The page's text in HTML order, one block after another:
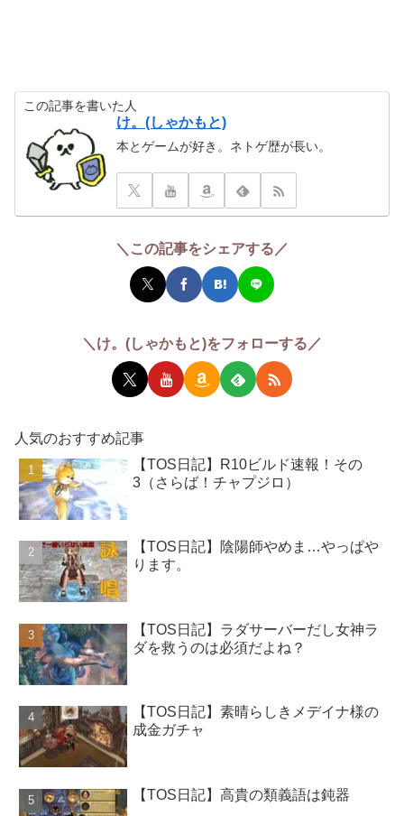
この記事を書いた人
け。(しゃかもと)
本とゲームが好き。ネトゲ歴が長い。
＼この記事をシェアする／
＼け。(しゃかもと)をフォローする／
人気のおすすめ記事
【TOS日記】R10ビルド速報！その
3（さらば！チャプジロ）
【TOS日記】陰陽師やめま…やっぱや
ります。
【TOS日記】ラダサーバーだし女神ラ
ダを救うのは必須だよね？
【TOS日記】素晴らしきメデイナ様の
成金ガチャ
【TOS日記】高貴の類義語は鈍器